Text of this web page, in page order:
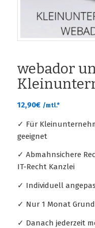
webador
12,90€ /mtl.*
✓ Für
geeignet
✓ Abmahnsichere
IT-Recht Kanzlei
✓ Individuell
✓ Nur 1 Monat
✓ Danach jederzeit